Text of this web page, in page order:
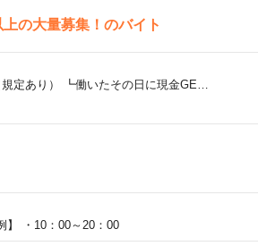
の大量募集！のバイト
定あり） ┗働いたその日に現金GE…
】 ・10：00～20：00